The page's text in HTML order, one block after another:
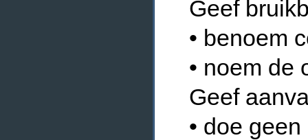
Geef
• benoem
• noem de
Geef
• doe